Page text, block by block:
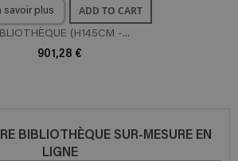
savoir plus ADD TO CART
(H145CM -...
901,28 €
BIBLIOTHÈQUE SUR-MESURE EN
LIGNE